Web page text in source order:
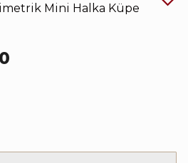
Mini Halka Küpe